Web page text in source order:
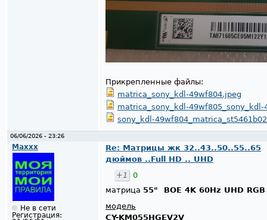
Прикрепленные файлы:
matrica_sony_kdl-49wf804.jpeg
matrica_sony_kdl-49wf805_sony_kdl-
sony_kdl-
06/06/2026 - 23:26
Maxxx
Не в сети
Регистрация:
Re: Матрицы жк 32..43..50..55..65
дюймов ..Full HD .. UHD
+1
0
матрица 55" BOE 4K 60Hz UHD RGB
модель
CY-KM055HGEV2V